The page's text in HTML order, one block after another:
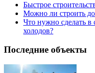
Быстрое
Можно ли строить
Что нужно сделать в
холодов?
Последние объекты